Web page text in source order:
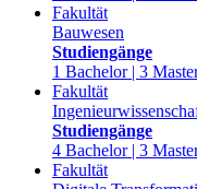
Fakultät
Bauwesen
Studiengänge
1 Bachelor | 3
Fakultät
Studiengänge
4 Bachelor | 3
Fakultät